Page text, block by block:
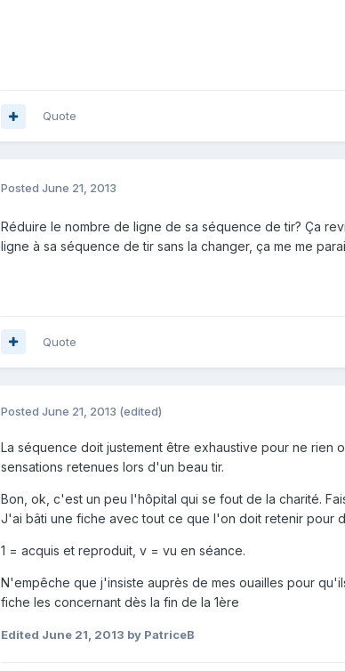
Quote
Posted June 21, 2013
Réduire le nombre de ligne de sa séquence de tir? Ça
ligne à sa séquence de tir sans la changer, ça me me
Quote
Posted June 21, 2013 (edited)
La séquence doit justement être exhaustive pour ne rien
sensations retenues lors d'un beau tir.
Bon, ok, c'est un peu l'hôpital qui se fout de la charité.
J'ai bâti une fiche avec tout ce que l'on doit retenir pour
1 = acquis et reproduit, v = vu en séance.
N'empêche que j'insiste auprès de mes ouailles pour
fiche les concernant dès la fin de la 1ère
Edited June 21, 2013 by PatriceB